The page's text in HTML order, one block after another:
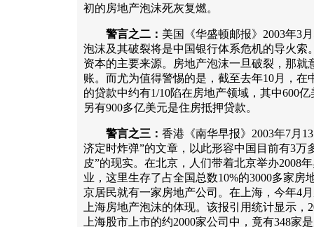
初的房地产泡沫死灰复燃。
警言之二： 美国《华盛顿邮报》2003年3
泡沫及其破裂将是中国银行体系危机的导火索
资本的主要来源。房地产泡沫一旦破裂，那就
账。而尤为值得警惕的是，截至去年10月，在
的贷款中约有1/10陷在房地产领域，其中600
另有900多亿美元是住房抵押贷款。
警言之三： 香港《南华早报》2003年7月
济定时炸弹”的文章，以此形容中国目前有3万
皮”的现实。在北京，人们带着北京举办2008
业，这里生存了占全国总数10%的3000多家房
京居民就有一家房地产公司。在上海，今年4
上海房地产泡沫的体现。该报引用统计显示，
上海股市上市的约2000家公司中，竟有348家